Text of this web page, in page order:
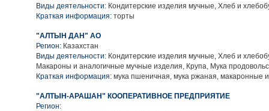
Виды деятельности: Кондитерские изделия мучные, Хлеб и
Краткая информация: торты
"АЛТЫН ДАН" АО
Регион: Казахстан
Виды деятельности: Кондитерские изделия мучные, Хлеб и
Макароны и аналогичные мучные изделия, Крупа, Мука
Краткая информация: мука пшеничная, мука ржаная, макаронные
"АЛТЫН-АРАШАН" КООПЕРАТИВНОЕ ПРЕДПРИЯТИЕ
Регион: